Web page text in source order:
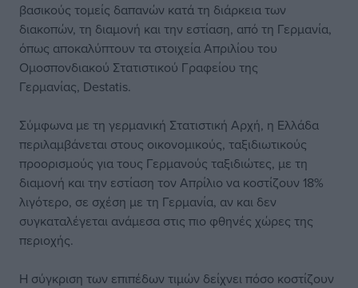
βασικούς τομείς δαπανών κατά τη διάρκεια των
διακοπών, τη διαμονή και την εστίαση, από τη Γερμανία,
όπως αποκαλύπτουν τα στοιχεία Απριλίου του
Ομοσπονδιακού Στατιστικού Γραφείου της
Γερμανίας, Destatis.
Σύμφωνα με τη γερμανική Στατιστική Αρχή, η Ελλάδα
περιλαμβάνεται στους οικονομικούς, ταξιδιωτικούς
προορισμούς για τους Γερμανούς ταξιδιώτες, με τη
διαμονή και την εστίαση τον Απρίλιο να κοστίζουν 18%
λιγότερο, σε σχέση με τη Γερμανία, αν και δεν
συγκαταλέγεται ανάμεσα στις πιο φθηνές χώρες της
περιοχής.
Η σύγκριση των επιπέδων τιμών δείχνει πόσο κοστίζουν